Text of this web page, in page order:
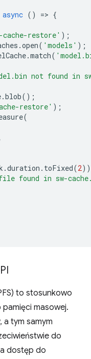
async () => {
restore' );
.open( 'models' );
.match(
not found in
.blob();
restore' );
(
.duration . toFixed(2
file found in sw-
to stosunkowo
masowej.
a tym samym
do
dostęp do